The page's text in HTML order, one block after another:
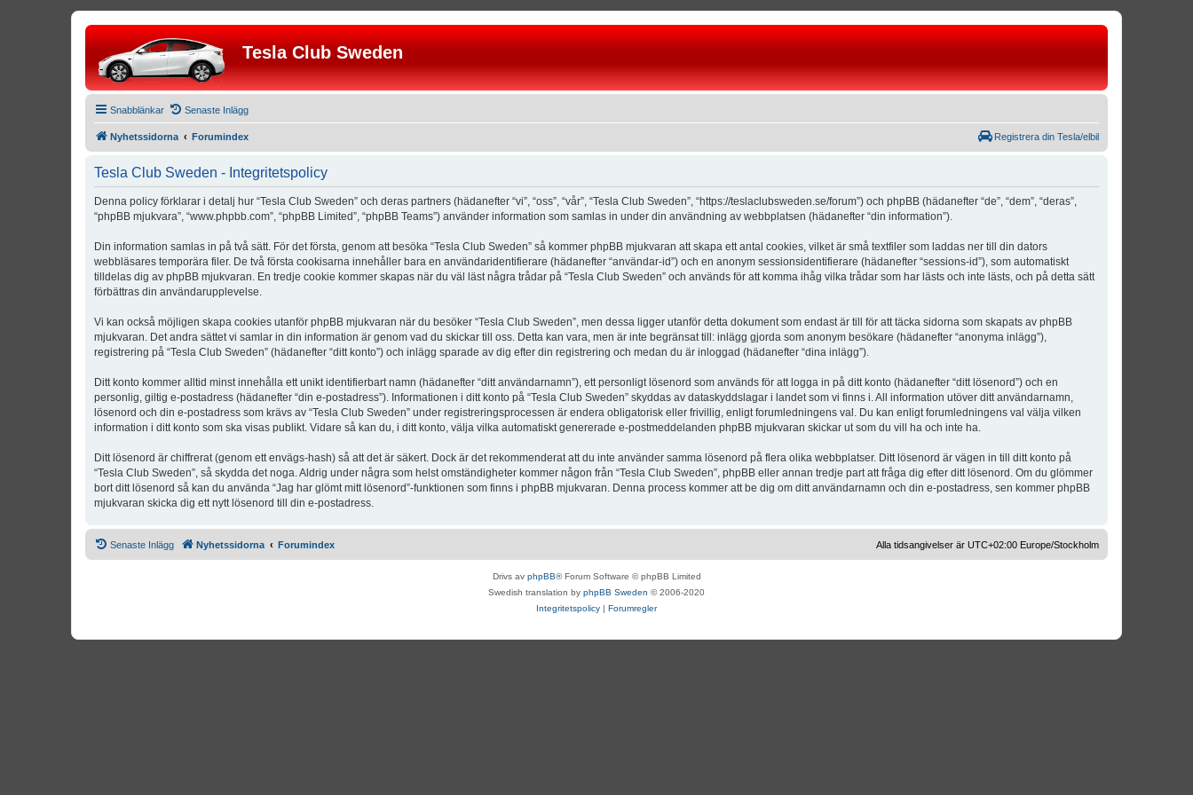
Tesla Club Sweden
Snabblänkar Senaste Inlägg
Nyhetssidorna Forumindex Registrera din Tesla/elbil
Tesla Club Sweden - Integritetspolicy
Denna policy förklarar i detalj hur “Tesla Club Sweden” och deras partners (hädanefter “vi”, “oss”, “vår”, “Tesla Club Sweden”, “https://teslaclubsweden.se/forum”) och phpBB (hädanefter “de”, “dem”, “deras”,
“phpBB mjukvara”, “www.phpbb.com”, “phpBB Limited”, “phpBB Teams”) använder information som samlas in under din användning av webbplatsen (hädanefter “din information”).
Din information samlas in på två sätt. För det första, genom att besöka “Tesla Club Sweden” så kommer phpBB mjukvaran att skapa ett antal cookies, vilket är små textfiler som laddas ner till din dators
webbläsares temporära filer. De två första cookisarna innehåller bara en användaridentifierare (hädanefter “användar-id”) och en anonym sessionsidentifierare (hädanefter “sessions-id”), som automatiskt
tilldelas dig av phpBB mjukvaran. En tredje cookie kommer skapas när du väl läst några trådar på “Tesla Club Sweden” och används för att komma ihåg vilka trådar som har lästs och inte lästs, och på detta sätt
förbättras din användarupplevelse.
Vi kan också möjligen skapa cookies utanför phpBB mjukvaran när du besöker “Tesla Club Sweden”, men dessa ligger utanför detta dokument som endast är till för att täcka sidorna som skapats av phpBB
mjukvaran. Det andra sättet vi samlar in din information är genom vad du skickar till oss. Detta kan vara, men är inte begränsat till: inlägg gjorda som anonym besökare (hädanefter “anonyma inlägg”),
registrering på “Tesla Club Sweden” (hädanefter “ditt konto”) och inlägg sparade av dig efter din registrering och medan du är inloggad (hädanefter “dina inlägg”).
Ditt konto kommer alltid minst innehålla ett unikt identifierbart namn (hädanefter “ditt användarnamn”), ett personligt lösenord som används för att logga in på ditt konto (hädanefter “ditt lösenord”) och en
personlig, giltig e-postadress (hädanefter “din e-postadress”). Informationen i ditt konto på “Tesla Club Sweden” skyddas av dataskyddslagar i landet som vi finns i. All information utöver ditt användarnamn,
lösenord och din e-postadress som krävs av “Tesla Club Sweden” under registreringsprocessen är endera obligatorisk eller frivillig, enligt forumledningens val. Du kan enligt forumledningens val välja vilken
information i ditt konto som ska visas publikt. Vidare så kan du, i ditt konto, välja vilka automatiskt genererade e-postmeddelanden phpBB mjukvaran skickar ut som du vill ha och inte ha.
Ditt lösenord är chiffrerat (genom ett envägs-hash) så att det är säkert. Dock är det rekommenderat att du inte använder samma lösenord på flera olika webbplatser. Ditt lösenord är vägen in till ditt konto på
“Tesla Club Sweden”, så skydda det noga. Aldrig under några som helst omständigheter kommer någon från “Tesla Club Sweden”, phpBB eller annan tredje part att fråga dig efter ditt lösenord. Om du glömmer
bort ditt lösenord så kan du använda “Jag har glömt mitt lösenord”-funktionen som finns i phpBB mjukvaran. Denna process kommer att be dig om ditt användarnamn och din e-postadress, sen kommer phpBB
mjukvaran skicka dig ett nytt lösenord till din e-postadress.
Senaste Inlägg Nyhetssidorna Forumindex Alla tidsangivelser är UTC+02:00 Europe/Stockholm
Drivs av phpBB® Forum Software © phpBB Limited
Swedish translation by phpBB Sweden © 2006-2020
Integritetspolicy | Forumregler